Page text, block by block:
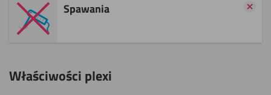
Spawania
Właściwości plexi